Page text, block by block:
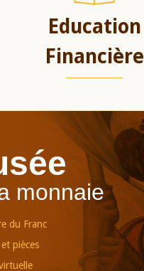
Education
Financière
monnaie
du Franc
pièces